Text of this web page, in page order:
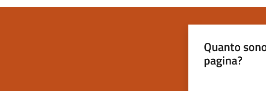
Quanto
pagina?